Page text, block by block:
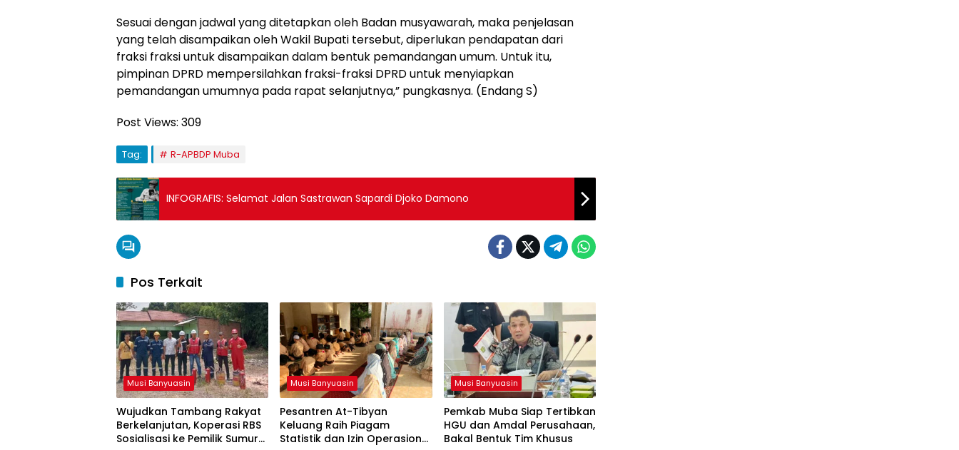
Sesuai dengan jadwal yang ditetapkan oleh Badan musyawarah, maka penjelasan
yang telah disampaikan oleh Wakil Bupati tersebut, diperlukan pendapatan dari
fraksi fraksi untuk disampaikan dalam bentuk pemandangan umum. Untuk itu,
pimpinan DPRD mempersilahkan fraksi-fraksi DPRD untuk menyiapkan
pemandangan umumnya pada rapat selanjutnya,” pungkasnya. (Endang S)
Post Views: 309
Tag: R-APBDP Muba
INFOGRAFIS: Selamat Jalan Sastrawan Sapardi Djoko Damono
Pos Terkait
Musi Banyuasin
Wujudkan Tambang Rakyat
Berkelanjutan, Koperasi RBS
Sosialisasi ke Pemilik Sumur
Musi Banyuasin
Pesantren At-Tibyan
Keluang Raih Piagam
Statistik dan Izin Operasional
Musi Banyuasin
Pemkab Muba Siap Tertibkan
HGU dan Amdal Perusahaan,
Bakal Bentuk Tim Khusus